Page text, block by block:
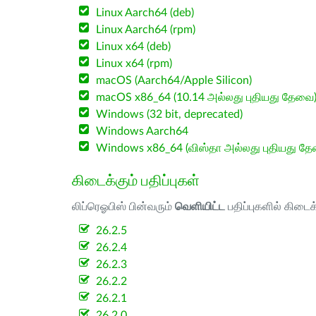
Linux Aarch64 (deb)
Linux Aarch64 (rpm)
Linux x64 (deb)
Linux x64 (rpm)
macOS (Aarch64/Apple Silicon)
macOS x86_64 (10.14 அல்லது புதியது தேவை)
Windows (32 bit, deprecated)
Windows Aarch64
Windows x86_64 (விஸ்தா அல்லது புதியது
கிடைக்கும் பதிப்புகள்
லிப்ரெஓபிஸ் பின்வரும் வெளியிட்ட பதிப்புகளில்
26.2.5
26.2.4
26.2.3
26.2.2
26.2.1